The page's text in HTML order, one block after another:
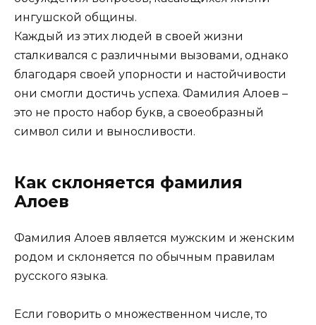
ингушской общины.
Каждый из этих людей в своей жизни
сталкивался с различными вызовами, однако
благодаря своей упорности и настойчивости
они смогли достичь успеха. Фамилия Алоев –
это не просто набор букв, а своеобразный
символ сили и выносливости.
Как склоняется фамилия
Алоев
Фамилия Алоев является мужским и женским
родом и склоняется по обычным правилам
русского языка.
Если говорить о множественном числе, то